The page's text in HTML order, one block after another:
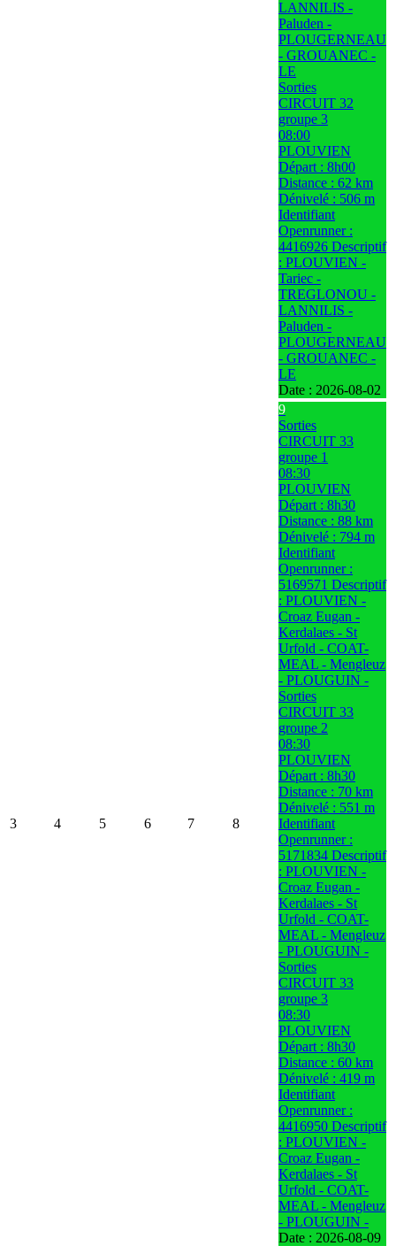
LANNILIS -
Paluden -
PLOUGERNEAU
- GROUANEC -
LE
Sorties
CIRCUIT 32
groupe 3
08:00
PLOUVIEN
Départ : 8h00
Distance : 62 km
Dénivelé : 506 m
Identifiant
Openrunner :
4416926 Descriptif
: PLOUVIEN -
Tariec -
TREGLONOU -
LANNILIS -
Paluden -
PLOUGERNEAU
- GROUANEC -
LE
Date : 2026-08-02
3 4 5 6 7 8
9
Sorties
CIRCUIT 33
groupe 1
08:30
PLOUVIEN
Départ : 8h30
Distance : 88 km
Dénivelé : 794 m
Identifiant
Openrunner :
5169571 Descriptif
: PLOUVIEN -
Croaz Eugan -
Kerdalaes - St
Urfold - COAT-
MEAL - Mengleuz
- PLOUGUIN -
Sorties
CIRCUIT 33
groupe 2
08:30
PLOUVIEN
Départ : 8h30
Distance : 70 km
Dénivelé : 551 m
Identifiant
Openrunner :
5171834 Descriptif
: PLOUVIEN -
Croaz Eugan -
Kerdalaes - St
Urfold - COAT-
MEAL - Mengleuz
- PLOUGUIN -
Sorties
CIRCUIT 33
groupe 3
08:30
PLOUVIEN
Départ : 8h30
Distance : 60 km
Dénivelé : 419 m
Identifiant
Openrunner :
4416950 Descriptif
: PLOUVIEN -
Croaz Eugan -
Kerdalaes - St
Urfold - COAT-
MEAL - Mengleuz
- PLOUGUIN -
Date : 2026-08-09